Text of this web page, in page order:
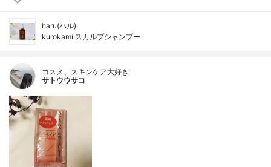
haru(ハル)
kurokami スカルプシャンプー
コスメ、スキンケア大好き
サトウウサコ